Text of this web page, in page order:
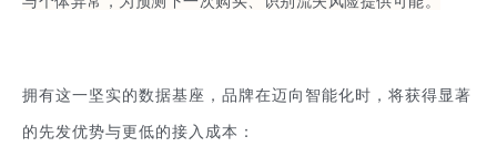
拥有这一坚实的数据基座，品牌在迈向智能化时，将获得显著
的先发优势与更低的接入成本：